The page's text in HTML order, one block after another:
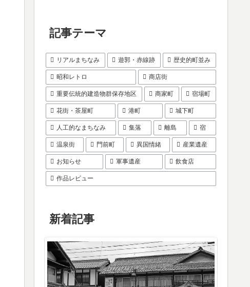
記事テーマ
リアルまちなみ 遊郭・赤線跡 歴史的町並み
昭和レトロ 商店街
重要伝統的建造物群保存地区 商家町 宿場町
花街・茶屋町 港町 城下町
人工的なまちなみ 集落 離島 宿
温泉街 門前町 異国情緒 産業遺産
お知らせ 軍事遺産 飲食店
作品レビュー
新着記事